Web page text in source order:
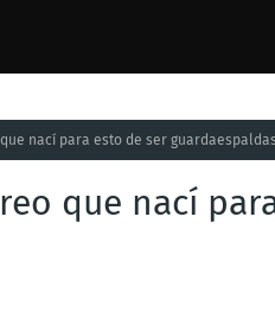
nací para esto de ser guardaespaldas
que nací